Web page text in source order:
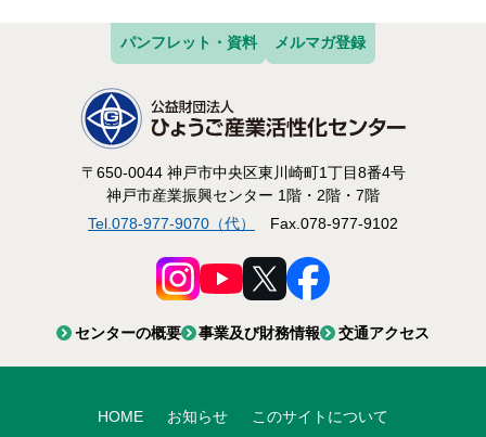
パンフレット・資料 メルマガ登録
〒650-0044 神戸市中央区東川崎町1丁目8番4号
神戸市産業振興センター 1階・2階・7階
Tel.078-977-9070（代）
Fax.078-977-9102
センターの概要 事業及び財務情報 交通アクセス
HOME お知らせ このサイトについて